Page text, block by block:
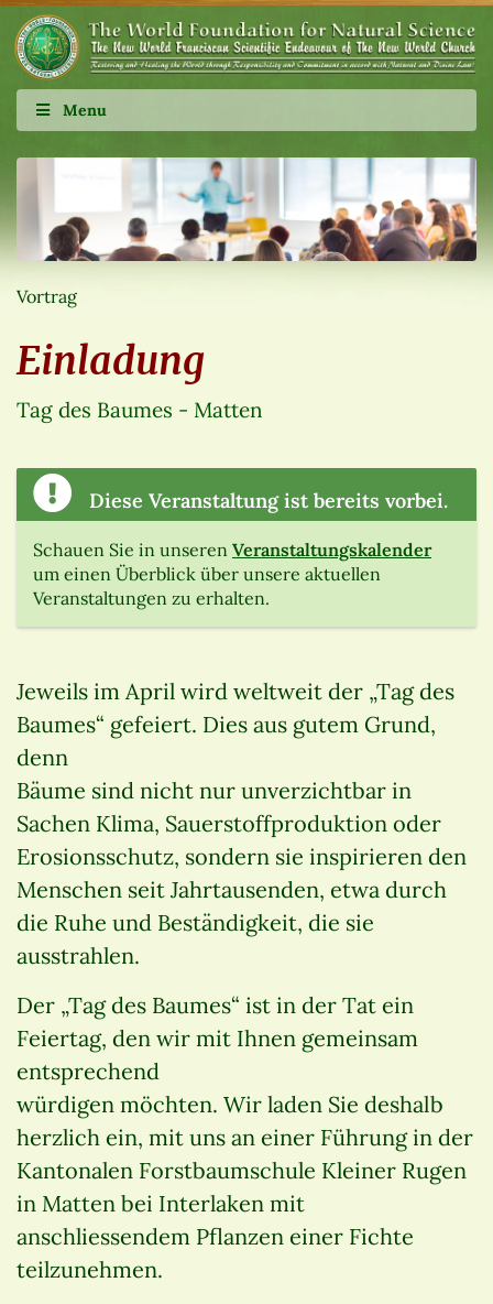
Menu
Vortrag
Einladung
Tag des Baumes - Matten
Diese Veranstaltung ist bereits vorbei.
Schauen Sie in unseren Veranstaltungskalender
um einen Überblick über unsere aktuellen
Veranstaltungen zu erhalten.
Jeweils im April wird weltweit der „Tag des
Baumes“ gefeiert. Dies aus gutem Grund,
denn
Bäume sind nicht nur unverzichtbar in
Sachen Klima, Sauerstoffproduktion oder
Erosionsschutz, sondern sie inspirieren den
Menschen seit Jahrtausenden, etwa durch
die Ruhe und Beständigkeit, die sie
ausstrahlen.
Der „Tag des Baumes“ ist in der Tat ein
Feiertag, den wir mit Ihnen gemeinsam
entsprechend
würdigen möchten. Wir laden Sie deshalb
herzlich ein, mit uns an einer Führung in der
Kantonalen Forstbaumschule Kleiner Rugen
in Matten bei Interlaken mit
anschliessendem Pflanzen einer Fichte
teilzunehmen.